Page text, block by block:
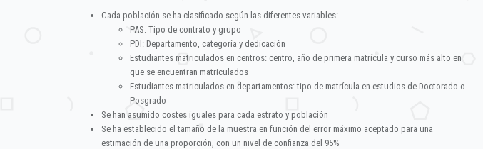
Cada población se ha clasificado según las diferentes variables:
PAS: Tipo de contrato y grupo
PDI: Departamento, categoría y dedicación
Estudiantes matriculados en centros: centro, año de primera matrícula y curso más alto en
que se encuentran matriculados
Estudiantes matriculados en departamentos: tipo de matrícula en estudios de Doctorado o
Posgrado
Se han asumido costes iguales para cada estrato y población
Se ha establecido el tamaño de la muestra en función del error máximo aceptado para una
estimación de una proporción, con un nivel de confianza del 95%